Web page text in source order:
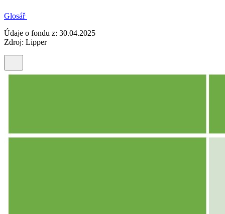
Glosář
Údaje o fondu z: 30.04.2025
Zdroj: Lipper